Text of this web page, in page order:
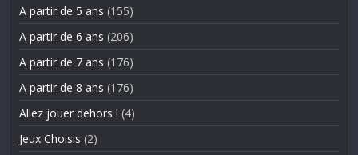
A partir de 5 ans (155)
A partir de 6 ans (206)
A partir de 7 ans (176)
A partir de 8 ans (176)
Allez jouer dehors ! (4)
Jeux Choisis (2)